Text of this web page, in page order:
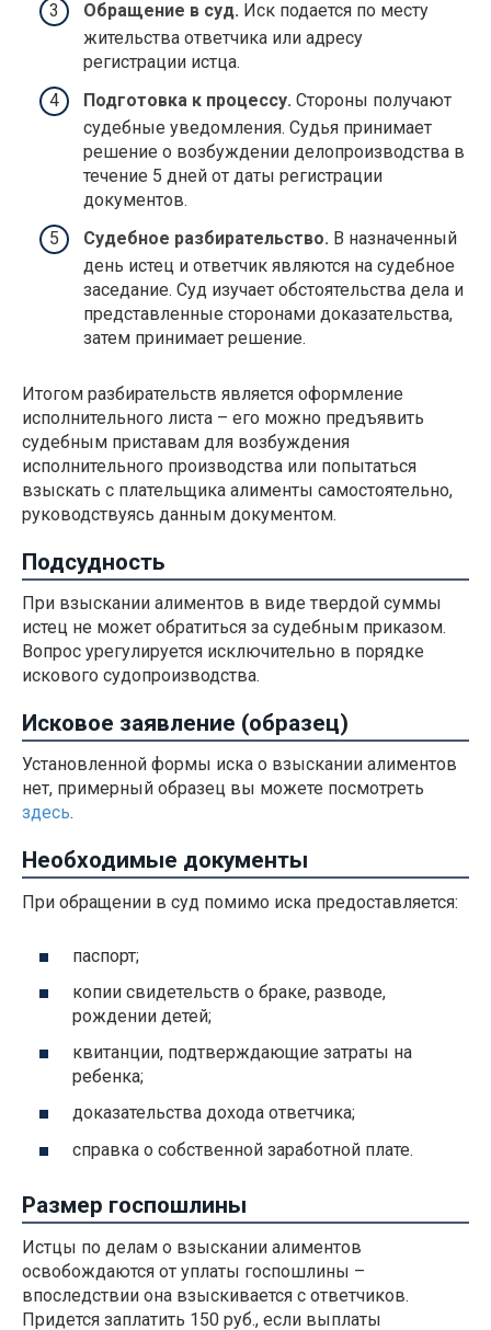
Обращение в суд. Иск подается по месту
жительства ответчика или адресу
регистрации истца.
Подготовка к процессу. Стороны получают
судебные уведомления. Судья принимает
решение о возбуждении делопроизводства в
течение 5 дней от даты регистрации
документов.
Судебное разбирательство. В назначенный
день истец и ответчик являются на судебное
заседание. Суд изучает обстоятельства дела и
представленные сторонами доказательства,
затем принимает решение.
Итогом разбирательств является оформление
исполнительного листа – его можно предъявить
судебным приставам для возбуждения
исполнительного производства или попытаться
взыскать с плательщика алименты самостоятельно,
руководствуясь данным документом.
Подсудность
При взыскании алиментов в виде твердой суммы
истец не может обратиться за судебным приказом.
Вопрос урегулируется исключительно в порядке
искового судопроизводства.
Исковое заявление (образец)
Установленной формы иска о взыскании алиментов
нет, примерный образец вы можете посмотреть
здесь.
Необходимые документы
При обращении в суд помимо иска предоставляется:
паспорт;
копии свидетельств о браке, разводе,
рождении детей;
квитанции, подтверждающие затраты на
ребенка;
доказательства дохода ответчика;
справка о собственной заработной плате.
Размер госпошлины
Истцы по делам о взыскании алиментов
освобождаются от уплаты госпошлины –
впоследствии она взыскивается с ответчиков.
Придется заплатить 150 руб., если выплаты